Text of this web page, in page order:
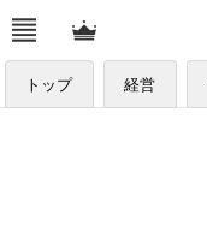
トップ 経営